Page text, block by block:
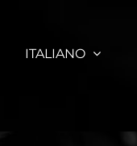
ITALIANO